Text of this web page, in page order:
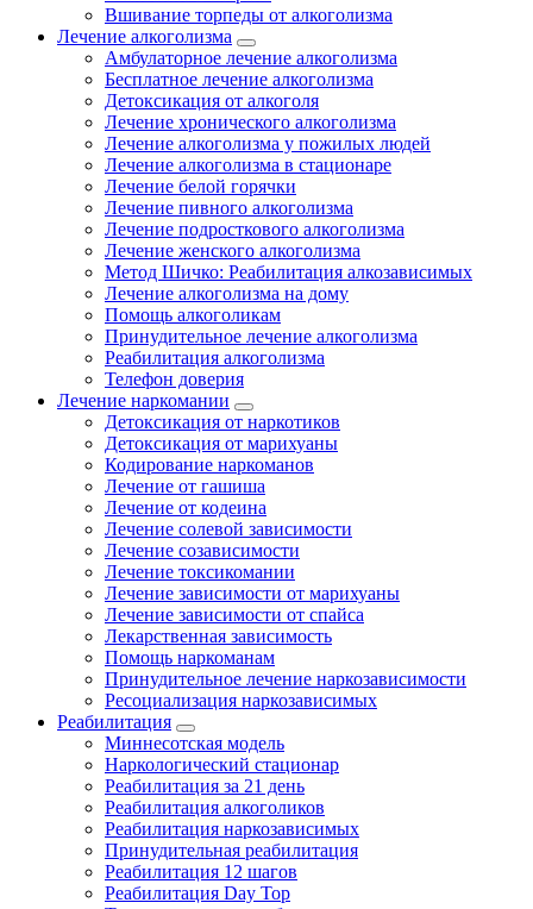
Вшивание торпеды от алкоголизма
Лечение алкоголизма
Амбулаторное лечение алкоголизма
Бесплатное лечение алкоголизма
Детоксикация от алкоголя
Лечение хронического алкоголизма
Лечение алкоголизма у пожилых людей
Лечение алкоголизма в стационаре
Лечение белой горячки
Лечение пивного алкоголизма
Лечение подросткового алкоголизма
Лечение женского алкоголизма
Метод Шичко: Реабилитация алкозависимых
Лечение алкоголизма на дому
Помощь алкоголикам
Принудительное лечение алкоголизма
Реабилитация алкоголизма
Телефон доверия
Лечение наркомании
Детоксикация от наркотиков
Детоксикация от марихуаны
Кодирование наркоманов
Лечение от гашиша
Лечение от кодеина
Лечение солевой зависимости
Лечение созависимости
Лечение токсикомании
Лечение зависимости от марихуаны
Лечение зависимости от спайса
Лекарственная зависимость
Помощь наркоманам
Принудительное лечение наркозависимости
Ресоциализация наркозависимых
Реабилитация
Миннесотская модель
Наркологический стационар
Реабилитация за 21 день
Реабилитация алкоголиков
Реабилитация наркозависимых
Принудительная реабилитация
Реабилитация 12 шагов
Реабилитация Day Top